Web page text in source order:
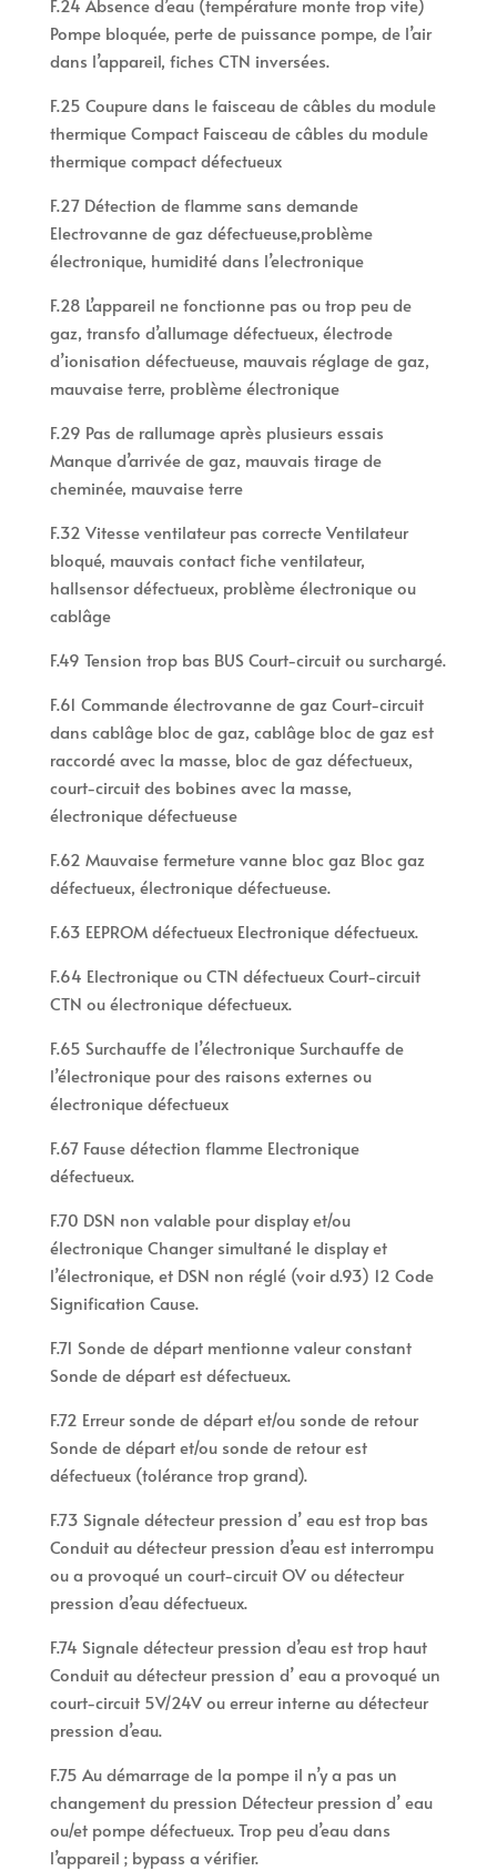
F.24 Absence d’eau (température monte trop vite)
Pompe bloquée, perte de puissance pompe, de l’air
dans l’appareil, fiches CTN inversées.
F.25 Coupure dans le faisceau de câbles du module
thermique Compact Faisceau de câbles du module
thermique compact défectueux
F.27 Détection de flamme sans demande
Electrovanne de gaz défectueuse,problème
électronique, humidité dans l’electronique
F.28 L’appareil ne fonctionne pas ou trop peu de
gaz, transfo d’allumage défectueux, électrode
d’ionisation défectueuse, mauvais réglage de gaz,
mauvaise terre, problème électronique
F.29 Pas de rallumage après plusieurs essais
Manque d’arrivée de gaz, mauvais tirage de
cheminée, mauvaise terre
F.32 Vitesse ventilateur pas correcte Ventilateur
bloqué, mauvais contact fiche ventilateur,
hallsensor défectueux, problème électronique ou
cablâge
F.49 Tension trop bas BUS Court-circuit ou surchargé.
F.61 Commande électrovanne de gaz Court-circuit
dans cablâge bloc de gaz, cablâge bloc de gaz est
raccordé avec la masse, bloc de gaz défectueux,
court-circuit des bobines avec la masse,
électronique défectueuse
F.62 Mauvaise fermeture vanne bloc gaz Bloc gaz
défectueux, électronique défectueuse.
F.63 EEPROM défectueux Electronique défectueux.
F.64 Electronique ou CTN défectueux Court-circuit
CTN ou électronique défectueux.
F.65 Surchauffe de l’électronique Surchauffe de
l’électronique pour des raisons externes ou
électronique défectueux
F.67 Fause détection flamme Electronique
défectueux.
F.70 DSN non valable pour display et/ou
électronique Changer simultané le display et
l’électronique, et DSN non réglé (voir d.93) 12 Code
Signification Cause.
F.71 Sonde de départ mentionne valeur constant
Sonde de départ est défectueux.
F.72 Erreur sonde de départ et/ou sonde de retour
Sonde de départ et/ou sonde de retour est
défectueux (tolérance trop grand).
F.73 Signale détecteur pression d’ eau est trop bas
Conduit au détecteur pression d’eau est interrompu
ou a provoqué un court-circuit OV ou détecteur
pression d’eau défectueux.
F.74 Signale détecteur pression d’eau est trop haut
Conduit au détecteur pression d’ eau a provoqué un
court-circuit 5V/24V ou erreur interne au détecteur
pression d’eau.
F.75 Au démarrage de la pompe il n’y a pas un
changement du pression Détecteur pression d’ eau
ou/et pompe défectueux. Trop peu d’eau dans
l’appareil ; bypass a vérifier.